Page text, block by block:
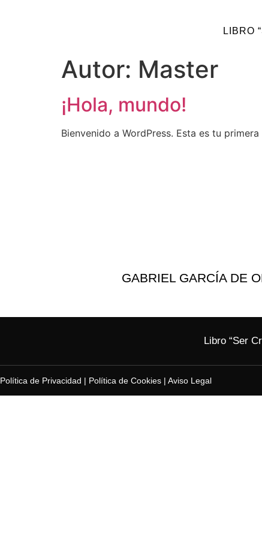
LIBRO
Autor: Master
¡Hola, mundo!
Bienvenido a WordPress. Esta es tu
GABRIEL GARCÍA DE
Libro “Ser
Política de Privacidad | Política de Cookies | Aviso Legal